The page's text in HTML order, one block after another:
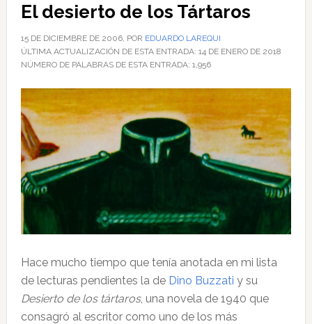
El desierto de los Tártaros
15 DE DICIEMBRE DE 2006, POR EDUARDO LAREQUI
ÚLTIMA ACTUALIZACIÓN DE ESTA ENTRADA: 14 DE ENERO DE 2018
NÚMERO DE PALABRAS DE ESTA ENTRADA: 1,956
Hace mucho tiempo que tenía anotada en mi lista
de lecturas pendientes la de Dino Buzzati y su
Desierto de los tártaros, una novela de 1940 que
consagró al escritor como uno de los más